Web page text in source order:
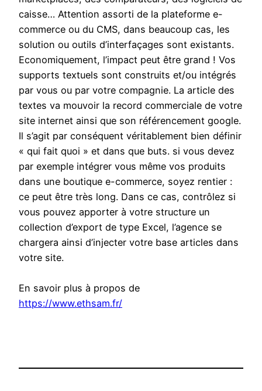
caisse… Attention assorti de la plateforme e-
commerce ou du CMS, dans beaucoup cas, les
solution ou outils d’interfaçages sont existants.
Economiquement, l’impact peut être grand ! Vos
supports textuels sont construits et/ou intégrés
par vous ou par votre compagnie. La article des
textes va mouvoir la record commerciale de votre
site internet ainsi que son référencement google.
Il s’agit par conséquent véritablement bien définir
« qui fait quoi » et dans que buts. si vous devez
par exemple intégrer vous même vos produits
dans une boutique e-commerce, soyez rentier :
ce peut être très long. Dans ce cas, contrôlez si
vous pouvez apporter à votre structure un
collection d’export de type Excel, l’agence se
chargera ainsi d’injecter votre base articles dans
votre site.
En savoir plus à propos de
https://www.ethsam.fr/